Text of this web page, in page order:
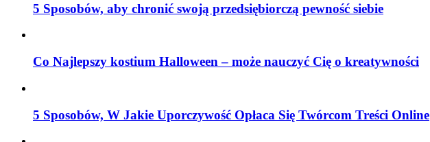
5 Sposobów, aby chronić swoją przedsiębiorczą pewność siebie
Co Najlepszy kostium Halloween – może nauczyć Cię o kreatywności
5 Sposobów, W Jakie Uporczywość Opłaca Się Twórcom Treści Online